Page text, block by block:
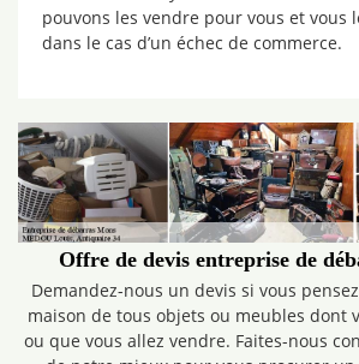
pouvons les vendre pour vous et vous
dans le cas d’un échec de commerce.
Offre de devis entreprise de
Demandez-nous un devis si vous
maison de tous objets ou meubles dont
ou que vous allez vendre. Faites-nous